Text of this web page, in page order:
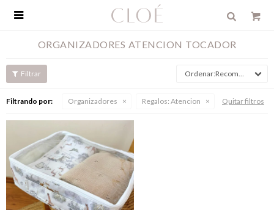

ORGANIZADORES ATENCION TOCADOR
Recomendados
Filtrando por: Organizadores Regalos: Atencion Quitar filtros